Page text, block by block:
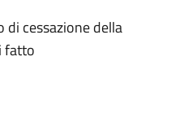
di cessazione della
fatto